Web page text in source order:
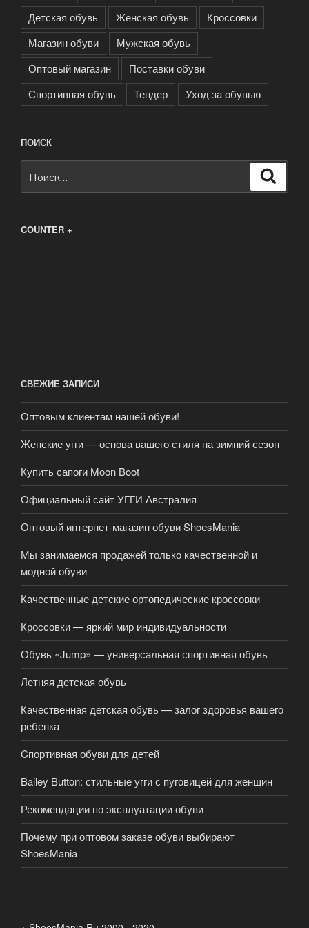
Детская обувь
Женская обувь
Кроссовки
Магазин обуви
Мужская обувь
Оптовый магазин
Поставки обуви
Спортивная обувь
Тендер Уход за обувью
ПОИСК
COUNTER +
СВЕЖИЕ ЗАПИСИ
Оптовым клиентам нашей обуви!
Женские угги — основа вашего стиля на зимний сезон
Купить сапоги Moon Boot
Официальный сайт УГГИ Австралия
Оптовый интернет-магазин обуви ShoesMania
Мы занимаемся продажей только качественной и
модной обуви
Качественные детские ортопедические кроссовки
Кроссовки — яркий мир индивидуальности
Обувь «Jump» — универсальная спортивная обувь
Летняя детская обувь
Качественная детская обувь — залог здоровья вашего
ребенка
Cпортивная обуви для детей
Bailey Button: стильные угги с пуговицей для женщин
Рекомендации по эксплуатации обуви
Почему при оптовом заказе обуви выбирают
ShoesMania